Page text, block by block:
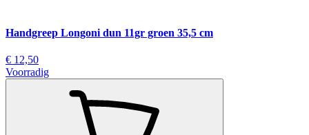
Handgreep Longoni dun 11gr groen 35,5 cm
€ 12,50
Voorradig